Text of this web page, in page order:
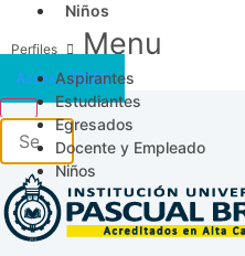
Niños
Menu
Aspirantes
Estudiantes
Egresados
Docente y Empleado
Niños
Acceso SICAU